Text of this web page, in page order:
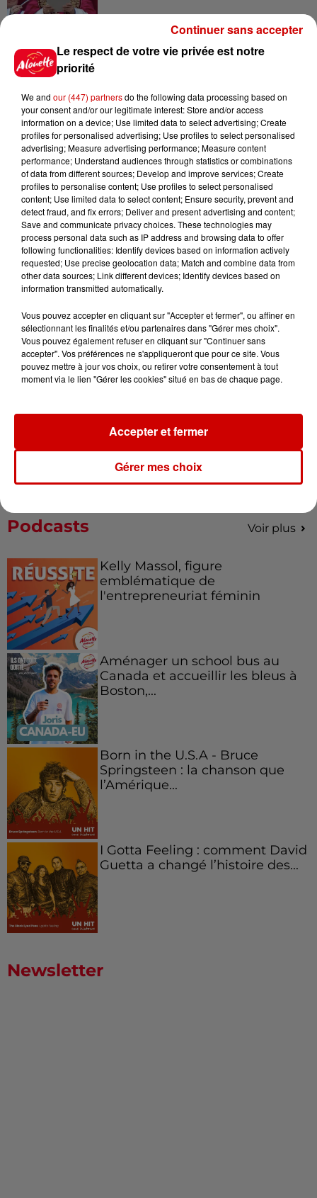
Jeux
Gagnez vos places pour le
festival Marché Gourmand 2026
à Coulon !
Le Duel - Gagnez vos entrées
pour l'un des zoos de nos
régions !
Destination Vacances - Gagnez
votre séjour en famille au cœur
de la...
Podcasts Voir plus
Kelly Massol, figure
emblématique de
l'entrepreneuriat féminin
Aménager un school bus au
Canada et accueillir les bleus à
Boston,...
Born in the U.S.A - Bruce
Springsteen : la chanson que
l’Amérique...
I Gotta Feeling : comment David
Guetta a changé l’histoire des...
Newsletter
Le respect de votre vie privée est notre
priorité
We and our (447) partnersdo the following data processing based on
your consent and/or our legitimate interest: Store and/or access
information on a device; Use limited data to select advertising; Create
profiles for personalised advertising; Use profiles to select personalised
advertising; Measure advertising performance; Measure content
performance; Understand audiences through statistics or combinations
of data from different sources; Develop and improve services; Create
profiles to personalise content; Use profiles to select personalised
content; Use limited data to select content; Ensure security, prevent and
detect fraud, and fix errors; Deliver and present advertising and content;
Save and communicate privacy choices. These technologies may
process personal data such as IP address and browsing data to offer
following functionalities: Identify devices based on information actively
requested; Use precise geolocation data; Match and combine data from
other data sources; Link different devices; Identify devices based on
information transmitted automatically.
Vous pouvez accepter en cliquant sur "Accepter et fermer", ou affiner en
sélectionnant les finalités et/ou partenaires dans "Gérer mes choix".
Vous pouvez également refuser en cliquant sur "Continuer sans
accepter". Vos préférences ne s'appliqueront que pour ce site. Vous
pouvez mettre à jour vos choix, ou retirer votre consentement à tout
moment via le lien "Gérer les cookies" situé en bas de chaque page.
Gérer mes choix
Accepter et fermer
Continuer sans accepter